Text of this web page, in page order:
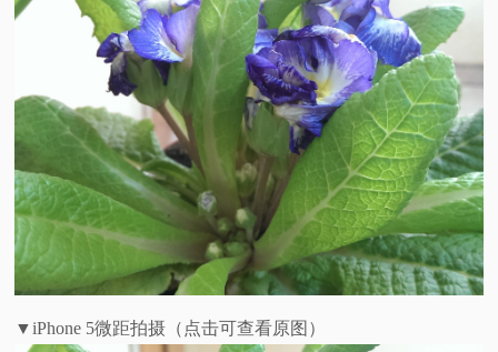
▼iPhone 5微距拍摄（点击可查看原图）